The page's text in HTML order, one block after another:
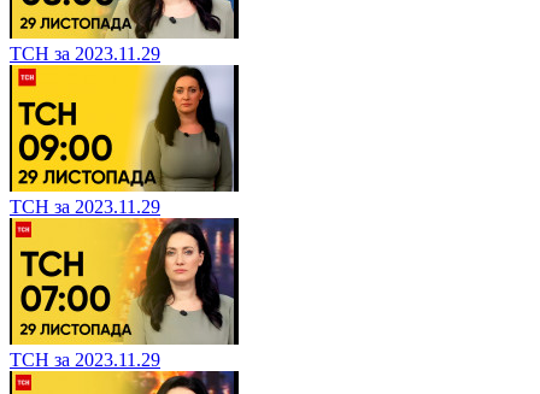
ТСН за 2023.11.29
ТСН за 2023.11.29
ТСН за 2023.11.29